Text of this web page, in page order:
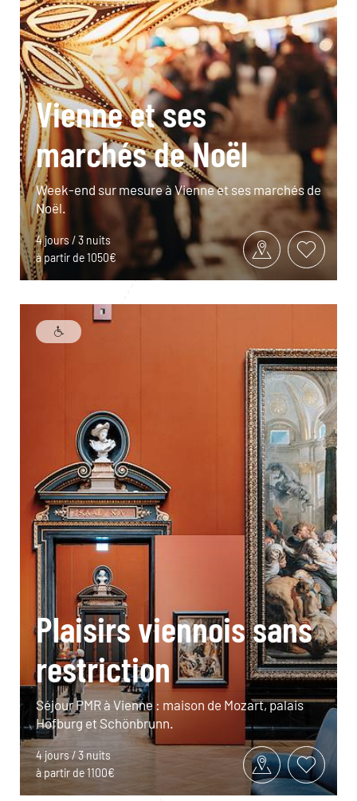
Vienne et ses
marchés de Noël
Week-end sur mesure à Vienne et ses marchés de
Noël.
4 jours / 3 nuits
à partir de 1050€
Plaisirs viennois sans
restriction
Séjour PMR à Vienne : maison de Mozart, palais
Hofburg et Schönbrunn.
4 jours / 3 nuits
à partir de 1100€